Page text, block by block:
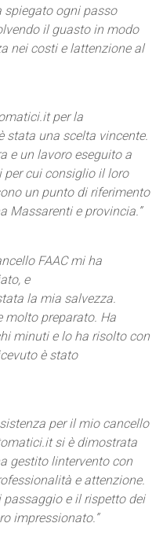
spiegato ogni passo
il guasto in modo
nei costi e lattenzione al
per la
stata una scelta vincente.
e un lavoro eseguito a
per cui consiglio il loro
un punto di riferimento
Massarenti e provincia.”
FAAC mi ha
e
la mia salvezza.
molto preparato. Ha
minuti e lo ha risolto con
è stato
per il mio cancello
si è dimostrata
gestito lintervento con
e attenzione.
e il rispetto dei
impressionato.”